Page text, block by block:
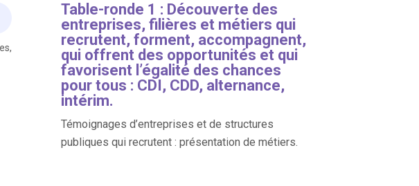
Table-ronde 1 : Découverte des
entreprises, filières et métiers qui
recrutent, forment, accompagnent,
qui offrent des opportunités et qui
favorisent l’égalité des chances
pour tous : CDI, CDD, alternance,
intérim.
Témoignages d’entreprises et de structures
publiques qui recrutent : présentation de métiers.